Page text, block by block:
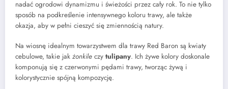
nadać ogrodowi dynamizmu i świeżości przez cały rok. To nie tylko
sposób na podkreślenie intensywnego koloru trawy, ale także
okazja, aby w pełni cieszyć się zmiennością natury.
Na wiosnę idealnym towarzystwem dla trawy Red Baron są kwiaty
cebulowe, takie jak żonkile czy tulipany. Ich żywe kolory doskonale
komponują się z czerwonymi pędami trawy, tworząc żywą i
kolorystycznie spójną kompozycję.